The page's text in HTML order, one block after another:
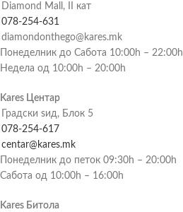
Diamond Mall, II кат
078-254-631
diamondonthego@kares.mk
Понеделник до Сабота 10:00h – 22:00h
Недела од 10:00h – 20:00h
Kares Центар
Градски ѕид, Блок 5
078-254-617
centar@kares.mk
Понеделник до петок 09:30h – 20:00h
Сабота од 10:00h – 16:00h
Kares Битола